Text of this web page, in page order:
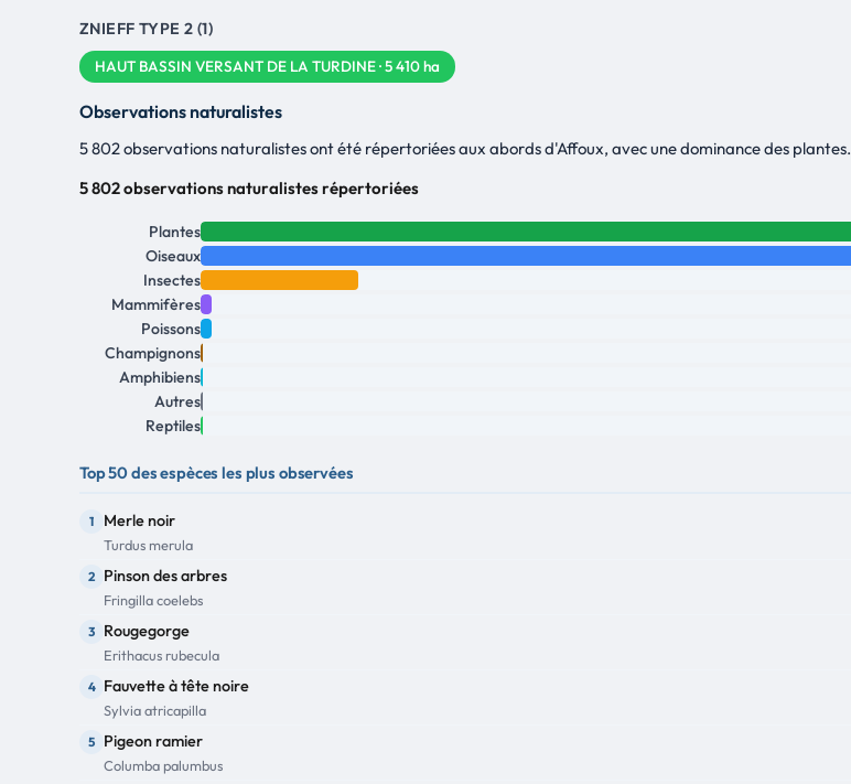
ZNIEFF TYPE 2 (1)
HAUT BASSIN VERSANT DE LA TURDINE · 5 410 ha
Observations naturalistes
5 802 observations naturalistes ont été répertoriées aux abords d'Affoux, avec une dominance des plantes.
5 802 observations naturalistes répertoriées
Plantes
Oiseaux
Insectes
Mammifères
Poissons
Champignons
Amphibiens
Autres
Reptiles
Top 50 des espèces les plus observées
1 Merle noir
Turdus merula
2 Pinson des arbres
Fringilla coelebs
3 Rougegorge
Erithacus rubecula
4 Fauvette à tête noire
Sylvia atricapilla
5 Pigeon ramier
Columba palumbus